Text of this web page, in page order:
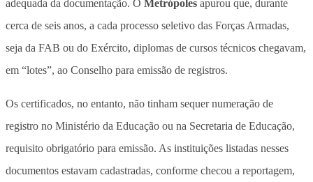
adequada da documentação. O Metrópoles apurou que, durante
cerca de seis anos, a cada processo seletivo das Forças Armadas,
seja da FAB ou do Exército, diplomas de cursos técnicos chegavam,
em “lotes”, ao Conselho para emissão de registros.
Os certificados, no entanto, não tinham sequer numeração de
registro no Ministério da Educação ou na Secretaria de Educação,
requisito obrigatório para emissão. As instituições listadas nesses
documentos estavam cadastradas, conforme checou a reportagem,